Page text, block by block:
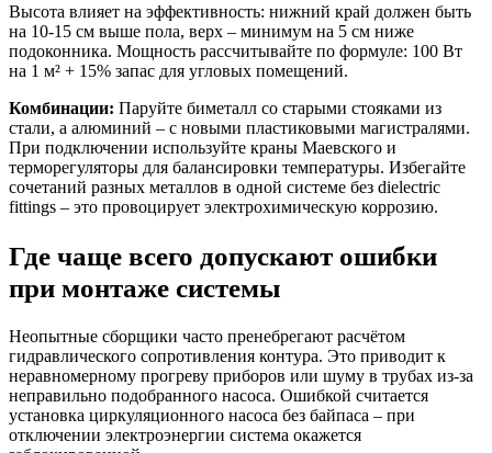
Высота влияет на эффективность: нижний край должен быть
на 10-15 см выше пола, верх – минимум на 5 см ниже
подоконника. Мощность рассчитывайте по формуле: 100 Вт
на 1 м² + 15% запас для угловых помещений.
Комбинации: Паруйте биметалл со старыми стояками из
стали, а алюминий – с новыми пластиковыми магистралями.
При подключении используйте краны Маевского и
терморегуляторы для балансировки температуры. Избегайте
сочетаний разных металлов в одной системе без dielectric
fittings – это провоцирует электрохимическую коррозию.
Где чаще всего допускают ошибки
при монтаже системы
Неопытные сборщики часто пренебрегают расчётом
гидравлического сопротивления контура. Это приводит к
неравномерному прогреву приборов или шуму в трубах из-за
неправильно подобранного насоса. Ошибкой считается
установка циркуляционного насоса без байпаса – при
отключении электроэнергии система окажется